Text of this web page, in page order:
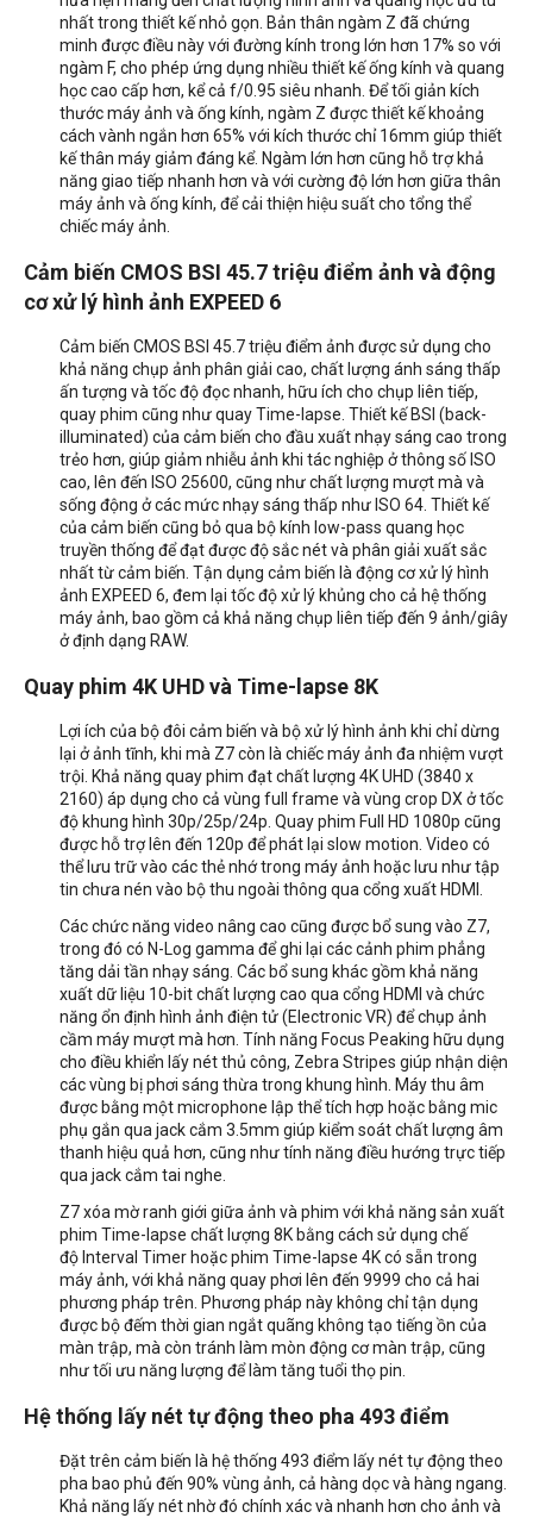
nhất trong thiết kế nhỏ gọn. Bản thân ngàm Z đã chứng
minh được điều này với đường kính trong lớn hơn 17% so với
ngàm F, cho phép ứng dụng nhiều thiết kế ống kính và quang
học cao cấp hơn, kể cả f/0.95 siêu nhanh. Để tối giản kích
thước máy ảnh và ống kính, ngàm Z được thiết kế khoảng
cách vành ngắn hơn 65% với kích thước chỉ 16mm giúp thiết
kế thân máy giảm đáng kể. Ngàm lớn hơn cũng hỗ trợ khả
năng giao tiếp nhanh hơn và với cường độ lớn hơn giữa thân
máy ảnh và ống kính, để cải thiện hiệu suất cho tổng thể
chiếc máy ảnh.
Cảm biến CMOS BSI 45.7 triệu điểm ảnh và động
cơ xử lý hình ảnh EXPEED 6
Cảm biến CMOS BSI 45.7 triệu điểm ảnh được sử dụng cho
khả năng chụp ảnh phân giải cao, chất lượng ánh sáng thấp
ấn tượng và tốc độ đọc nhanh, hữu ích cho chụp liên tiếp,
quay phim cũng như quay Time-lapse. Thiết kế BSI (back-
illuminated) của cảm biến cho đầu xuất nhạy sáng cao trong
trẻo hơn, giúp giảm nhiễu ảnh khi tác nghiệp ở thông số ISO
cao, lên đến ISO 25600, cũng như chất lượng mượt mà và
sống động ở các mức nhạy sáng thấp như ISO 64. Thiết kế
của cảm biến cũng bỏ qua bộ kính low-pass quang học
truyền thống để đạt được độ sắc nét và phân giải xuất sắc
nhất từ cảm biến. Tận dụng cảm biến là động cơ xử lý hình
ảnh EXPEED 6, đem lại tốc độ xử lý khủng cho cả hệ thống
máy ảnh, bao gồm cả khả năng chụp liên tiếp đến 9 ảnh/giây
ở định dạng RAW.
Quay phim 4K UHD và Time-lapse 8K
Lợi ích của bộ đôi cảm biến và bộ xử lý hình ảnh khi chỉ dừng
lại ở ảnh tĩnh, khi mà Z7 còn là chiếc máy ảnh đa nhiệm vượt
trội. Khả năng quay phim đạt chất lượng 4K UHD (3840 x
2160) áp dụng cho cả vùng full frame và vùng crop DX ở tốc
độ khung hình 30p/25p/24p. Quay phim Full HD 1080p cũng
được hỗ trợ lên đến 120p để phát lại slow motion. Video có
thể lưu trữ vào các thẻ nhớ trong máy ảnh hoặc lưu như tập
tin chưa nén vào bộ thu ngoài thông qua cổng xuất HDMI.
Các chức năng video nâng cao cũng được bổ sung vào Z7,
trong đó có N-Log gamma để ghi lại các cảnh phim phẳng
tăng dải tần nhạy sáng. Các bổ sung khác gồm khả năng
xuất dữ liệu 10-bit chất lượng cao qua cổng HDMI và chức
năng ổn định hình ảnh điện tử (Electronic VR) để chụp ảnh
cầm máy mượt mà hơn. Tính năng Focus Peaking hữu dụng
cho điều khiển lấy nét thủ công, Zebra Stripes giúp nhận diện
các vùng bị phơi sáng thừa trong khung hình. Máy thu âm
được bằng một microphone lập thể tích hợp hoặc bằng mic
phụ gắn qua jack cắm 3.5mm giúp kiểm soát chất lượng âm
thanh hiệu quả hơn, cũng như tính năng điều hướng trực tiếp
qua jack cắm tai nghe.
Z7 xóa mờ ranh giới giữa ảnh và phim với khả năng sản xuất
phim Time-lapse chất lượng 8K bằng cách sử dụng chế
độ Interval Timer hoặc phim Time-lapse 4K có sẵn trong
máy ảnh, với khả năng quay phơi lên đến 9999 cho cả hai
phương pháp trên. Phương pháp này không chỉ tận dụng
được bộ đếm thời gian ngắt quãng không tạo tiếng ồn của
màn trập, mà còn tránh làm mòn động cơ màn trập, cũng
như tối ưu năng lượng để làm tăng tuổi thọ pin.
Hệ thống lấy nét tự động theo pha 493 điểm
Đặt trên cảm biến là hệ thống 493 điểm lấy nét tự động theo
pha bao phủ đến 90% vùng ảnh, cả hàng dọc và hàng ngang.
Khả năng lấy nét nhờ đó chính xác và nhanh hơn cho ảnh và